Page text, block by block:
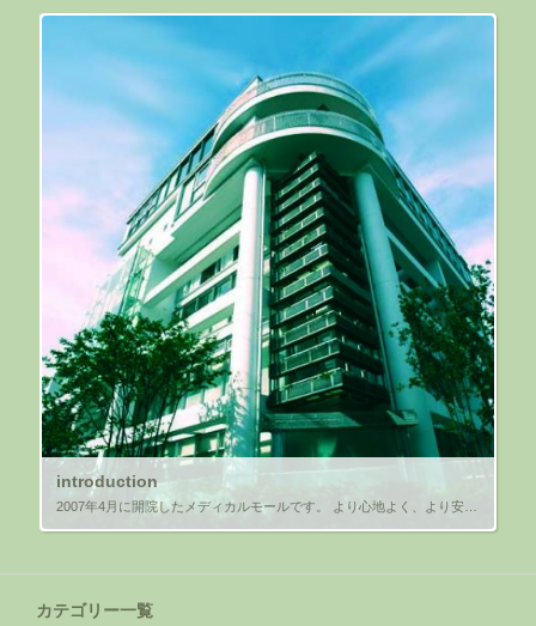
introduction
カテゴリー一覧